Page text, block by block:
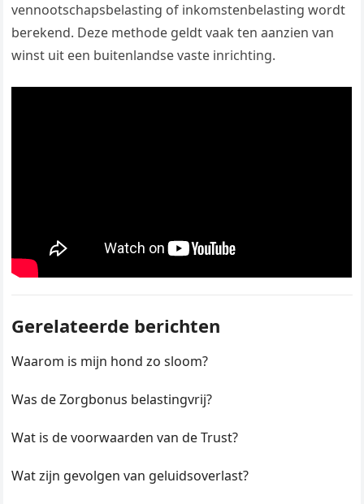
vennootschapsbelasting of inkomstenbelasting wordt
berekend. Deze methode geldt vaak ten aanzien van
winst uit een buitenlandse vaste inrichting.
Gerelateerde berichten
Waarom is mijn hond zo sloom?
Was de Zorgbonus belastingvrij?
Wat is de voorwaarden van de Trust?
Wat zijn gevolgen van geluidsoverlast?